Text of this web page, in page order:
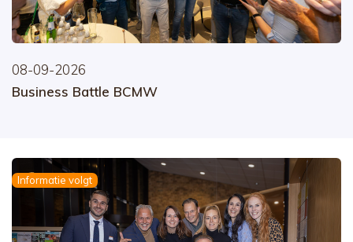
08-09-2026
Business Battle BCMW
Informatie volgt